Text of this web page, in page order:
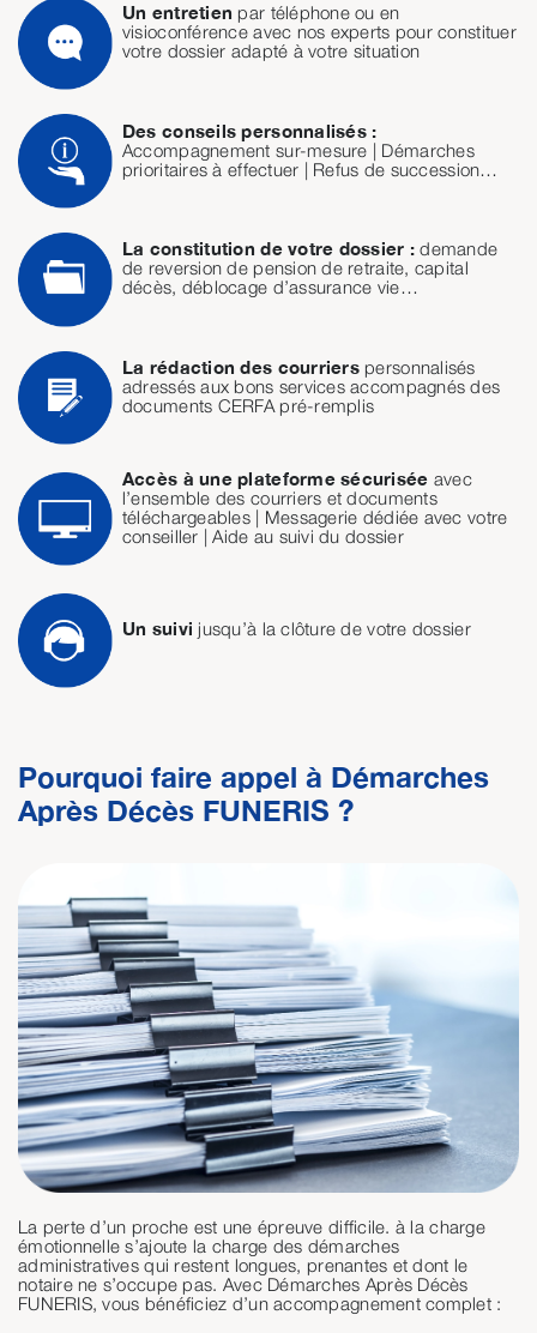
Un entretien par téléphone ou en
visioconférence avec nos experts pour constituer
votre dossier adapté à votre situation
Des conseils personnalisés :
Accompagnement sur-mesure | Démarches
prioritaires à effectuer | Refus de succession…
La constitution de votre dossier : demande
de reversion de pension de retraite, capital
décès, déblocage d’assurance vie…
La rédaction des courrierspersonnalisés
adressés aux bons services accompagnés des
documents CERFA pré-remplis
Accès à une plateforme sécurisée avec
l’ensemble des courriers et documents
téléchargeables | Messagerie dédiée avec votre
conseiller | Aide au suivi du dossier
Un suivi jusqu’à la clôture de votre dossier
Pourquoi faire appel à Démarches
Après Décès FUNERIS ?
La perte d’un proche est une épreuve difficile. à la charge
émotionnelle s’ajoute la charge des démarches
administratives qui restent longues, prenantes et dont le
notaire ne s’occupe pas. Avec Démarches Après Décès
FUNERIS, vous bénéficiez d’un accompagnement complet :